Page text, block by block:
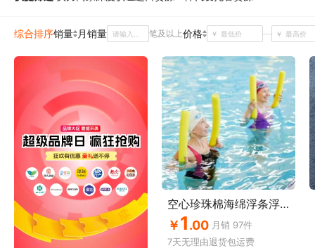
交通运输环保 医药、保养二手设备转让日
综合排序销量 月销量 笔及以上价格 ￥ ￥
空心珍珠棉海绵浮条浮力棒 成人儿童学游泳幼儿园海绵棒游戏棒
￥1.00 月销 97件
7天无理由退货包运费